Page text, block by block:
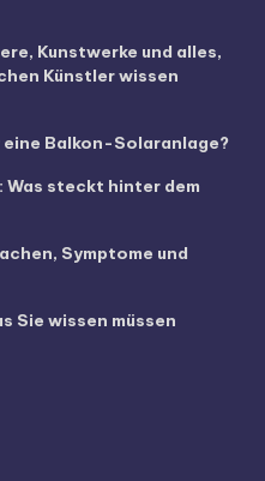
Kunstwerke und alles,
Künstler wissen
Balkon-Solaranlage?
steckt hinter dem
Symptome und
Sie wissen müssen